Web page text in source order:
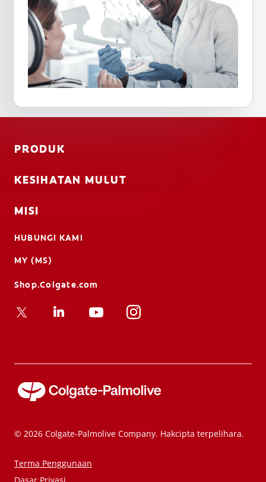
PRODUK
KESIHATAN MULUT
MISI
HUBUNGI KAMI
MY (MS)
Shop.Colgate.com
© 2026 Colgate-Palmolive Company. Hakcipta terpelihara.
Terma Penggunaan